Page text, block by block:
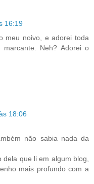
16:19
meu noivo, e adorei toda
Neh? Adorei o
18:06
não sabia nada da
que li em algum blog,
mais profundo com a